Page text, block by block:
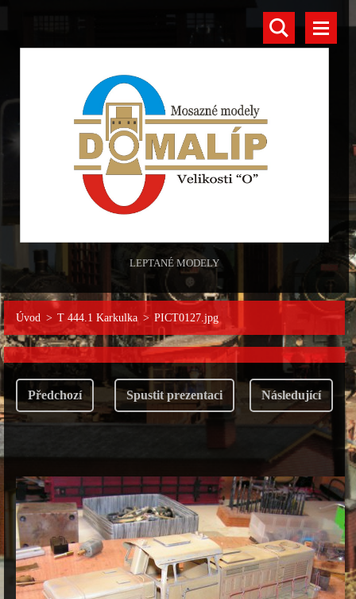
LEPTANÉ MODELY
Úvod > T 444.1 Karkulka > PICT0127.jpg
Předchozí Spustit prezentaci Následující